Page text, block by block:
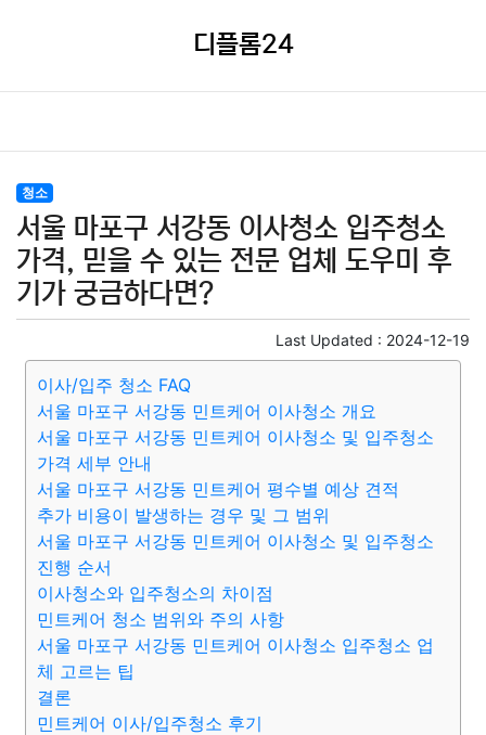
디플롬24
청소
서울 마포구 서강동 이사청소 입주청소
가격, 믿을 수 있는 전문 업체 도우미 후
기가 궁금하다면?
Last Updated : 2024-12-19
이사/입주 청소 FAQ
서울 마포구 서강동 민트케어 이사청소 개요
서울 마포구 서강동 민트케어 이사청소 및 입주청소
가격 세부 안내
서울 마포구 서강동 민트케어 평수별 예상 견적
추가 비용이 발생하는 경우 및 그 범위
서울 마포구 서강동 민트케어 이사청소 및 입주청소
진행 순서
이사청소와 입주청소의 차이점
민트케어 청소 범위와 주의 사항
서울 마포구 서강동 민트케어 이사청소 입주청소 업
체 고르는 팁
결론
민트케어 이사/입주청소 후기